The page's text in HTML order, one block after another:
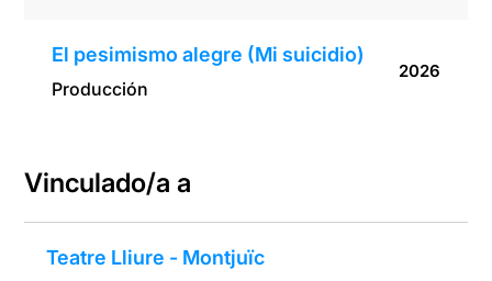
El pesimismo alegre (Mi suicidio)
Producción
2026
Vinculado/a a
Teatre Lliure - Montjuïc